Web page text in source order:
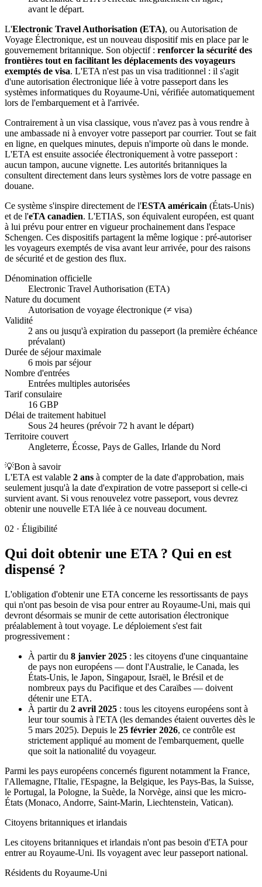
avant le départ.
L'Electronic Travel Authorisation (ETA), ou Autorisation de
Voyage Électronique, est un nouveau dispositif mis en place par le
gouvernement britannique. Son objectif : renforcer la sécurité des
frontières tout en facilitant les déplacements des voyageurs
exemptés de visa. L'ETA n'est pas un visa traditionnel : il s'agit
d'une autorisation électronique liée à votre passeport dans les
systèmes informatiques du Royaume-Uni, vérifiée automatiquement
lors de l'embarquement et à l'arrivée.
Contrairement à un visa classique, vous n'avez pas à vous rendre à
une ambassade ni à envoyer votre passeport par courrier. Tout se fait
en ligne, en quelques minutes, depuis n'importe où dans le monde.
L'ETA est ensuite associée électroniquement à votre passeport :
aucun tampon, aucune vignette. Les autorités britanniques la
consultent directement dans leurs systèmes lors de votre passage en
douane.
Ce système s'inspire directement de l'ESTA américain (États-Unis)
et de l'eTA canadien. L'ETIAS, son équivalent européen, est quant
à lui prévu pour entrer en vigueur prochainement dans l'espace
Schengen. Ces dispositifs partagent la même logique : pré-autoriser
les voyageurs exemptés de visa avant leur arrivée, pour des raisons
de sécurité et de gestion des flux.
Dénomination officielle
Electronic Travel Authorisation (ETA)
Nature du document
Autorisation de voyage électronique (≠ visa)
Validité
2 ans ou jusqu'à expiration du passeport (la première échéance
prévalant)
Durée de séjour maximale
6 mois par séjour
Nombre d'entrées
Entrées multiples autorisées
Tarif consulaire
16 GBP
Délai de traitement habituel
Sous 24 heures (prévoir 72 h avant le départ)
Territoire couvert
Angleterre, Écosse, Pays de Galles, Irlande du Nord
💡Bon à savoir
L'ETA est valable 2 ans à compter de la date d'approbation, mais
seulement jusqu'à la date d'expiration de votre passeport si celle-ci
survient avant. Si vous renouvelez votre passeport, vous devrez
obtenir une nouvelle ETA liée à ce nouveau document.
02 · Éligibilité
Qui doit obtenir une ETA ? Qui en est
dispensé ?
L'obligation d'obtenir une ETA concerne les ressortissants de pays
qui n'ont pas besoin de visa pour entrer au Royaume-Uni, mais qui
devront désormais se munir de cette autorisation électronique
préalablement à tout voyage. Le déploiement s'est fait
progressivement :
À partir du 8 janvier 2025 : les citoyens d'une cinquantaine
de pays non européens — dont l'Australie, le Canada, les
États-Unis, le Japon, Singapour, Israël, le Brésil et de
nombreux pays du Pacifique et des Caraïbes — doivent
détenir une ETA.
À partir du 2 avril 2025 : tous les citoyens européens sont à
leur tour soumis à l'ETA (les demandes étaient ouvertes dès le
5 mars 2025). Depuis le 25 février 2026, ce contrôle est
strictement appliqué au moment de l'embarquement, quelle
que soit la nationalité du voyageur.
Parmi les pays européens concernés figurent notamment la France,
l'Allemagne, l'Italie, l'Espagne, la Belgique, les Pays-Bas, la Suisse,
le Portugal, la Pologne, la Suède, la Norvège, ainsi que les micro-
États (Monaco, Andorre, Saint-Marin, Liechtenstein, Vatican).
Citoyens britanniques et irlandais
Les citoyens britanniques et irlandais n'ont pas besoin d'ETA pour
entrer au Royaume-Uni. Ils voyagent avec leur passeport national.
Résidents du Royaume-Uni